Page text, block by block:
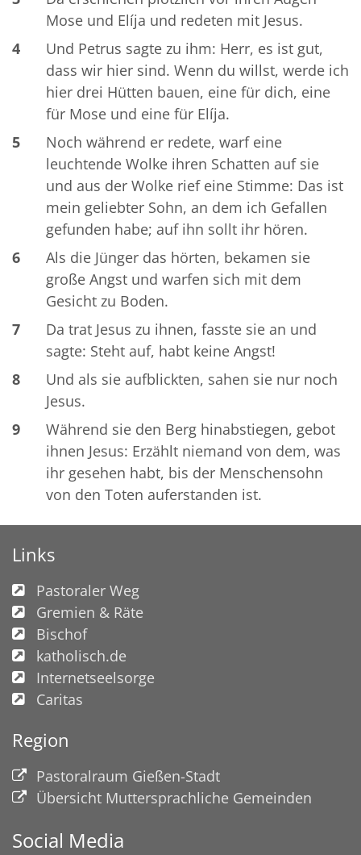
Mose und Elíja und redeten mit Jesus.
4
Und Petrus sagte zu ihm: Herr, es ist gut,
dass wir hier sind. Wenn du willst, werde ich
hier drei Hütten bauen, eine für dich, eine
für Mose und eine für Elíja.
5
Noch während er redete, warf eine
leuchtende Wolke ihren Schatten auf sie
und aus der Wolke rief eine Stimme: Das ist
mein geliebter Sohn, an dem ich Gefallen
gefunden habe; auf ihn sollt ihr hören.
6
Als die Jünger das hörten, bekamen sie
große Angst und warfen sich mit dem
Gesicht zu Boden.
7
Da trat Jesus zu ihnen, fasste sie an und
sagte: Steht auf, habt keine Angst!
8
Und als sie aufblickten, sahen sie nur noch
Jesus.
9
Während sie den Berg hinabstiegen, gebot
ihnen Jesus: Erzählt niemand von dem, was
ihr gesehen habt, bis der Menschensohn
von den Toten auferstanden ist.
Links
Pastoraler Weg
Gremien & Räte
Bischof
katholisch.de
Internetseelsorge
Caritas
Region
Pastoralraum Gießen-Stadt
Übersicht Muttersprachliche Gemeinden
Social Media